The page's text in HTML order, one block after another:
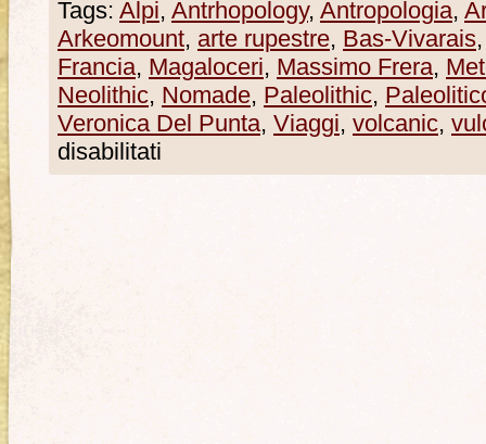
Tags: Alpi, Antrhopology, Antropologia,
Arkeomount, arte rupestre, Bas-Vivarais
Francia, Magaloceri, Massimo Frera,
Neolithic, Nomade, Paleolithic,
Veronica Del Punta, Viaggi, volcanic,
disabilitati